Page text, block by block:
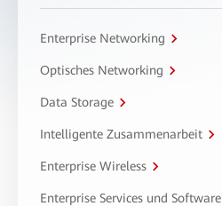
Enterprise Networking
Optisches Networking
Data Storage
Intelligente Zusammenarbeit
Enterprise Wireless
Enterprise Services und Software